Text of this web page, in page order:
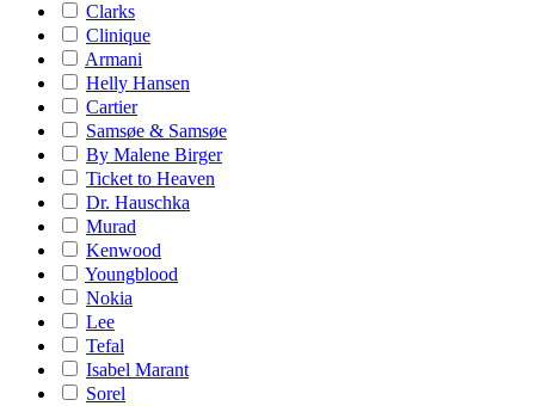
Clarks
Clinique
Armani
Helly Hansen
Cartier
Samsøe & Samsøe
By Malene Birger
Ticket to Heaven
Dr. Hauschka
Murad
Kenwood
Youngblood
Nokia
Lee
Tefal
Isabel Marant
Sorel